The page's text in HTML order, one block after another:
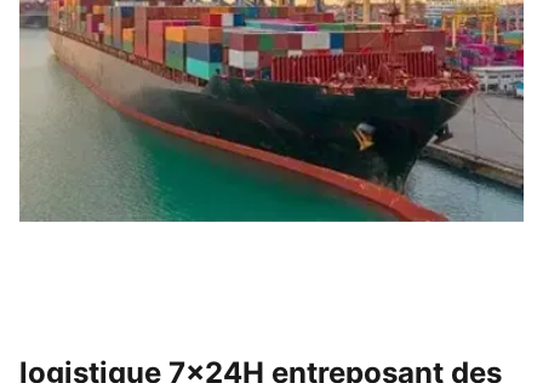
logistique 7x24H entreposant des